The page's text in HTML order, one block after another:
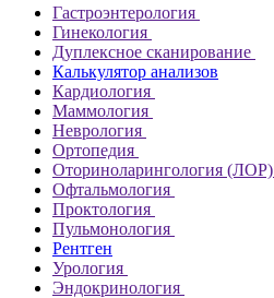
Гастроэнтерология
Гинекология
Дуплексное сканирование
Калькулятор анализов
Кардиология
Маммология
Неврология
Ортопедия
Оториноларингология (ЛОР)
Офтальмология
Проктология
Пульмонология
Рентген
Урология
Эндокринология